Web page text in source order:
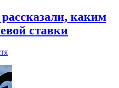
каким
ставки